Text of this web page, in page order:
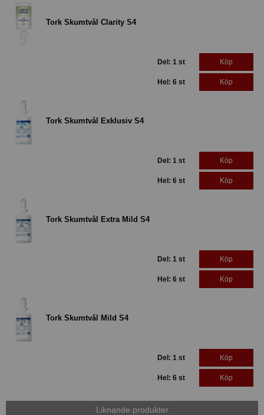
Tork Skumtvål Clarity S4
Del: 1 st Köp
Hel: 6 st Köp
Tork Skumtvål Exklusiv S4
Del: 1 st Köp
Hel: 6 st Köp
Tork Skumtvål Extra Mild S4
Del: 1 st Köp
Hel: 6 st Köp
Tork Skumtvål Mild S4
Del: 1 st Köp
Hel: 6 st Köp
Liknande produkter